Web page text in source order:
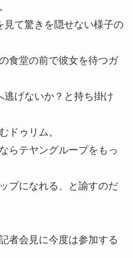
見て驚きを隠せない様子の
食堂の前で彼女を待つガ
逃げないか？と持ち掛け
ドゥリム。
らテヤングループをもっ
プになれる、と諭すのだ
者会見に今度は参加する